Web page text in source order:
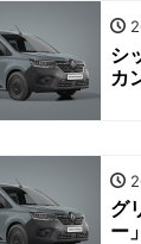
シ
カ
グ
ー